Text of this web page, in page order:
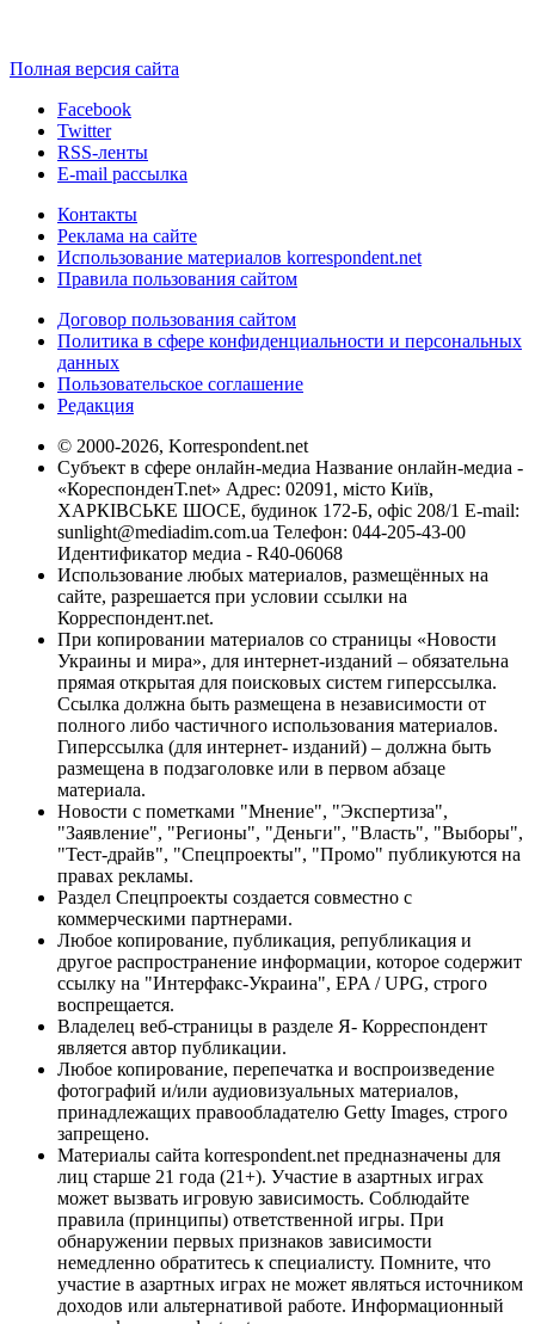
Полная версия сайта
Facebook
Twitter
RSS-ленты
E-mail рассылка
Контакты
Реклама на сайте
Использование материалов korrespondent.net
Правила пользования сайтом
Договор пользования сайтом
Политика в сфере конфиденциальности и персональных
данных
Пользовательское соглашение
Редакция
© 2000-2026, Korrespondent.net
Субъект в сфере онлайн-медиа Название онлайн-медиа -
«КореспонденТ.net» Адрес: 02091, місто Київ,
ХАРКІВСЬКЕ ШОСЕ, будинок 172-Б, офіс 208/1 E-mail:
sunlight@mediadim.com.ua Телефон: 044-205-43-00
Идентификатор медиа - R40-06068
Использование любых материалов, размещённых на
сайте, разрешается при условии ссылки на
Корреспондент.net.
При копировании материалов со страницы «Новости
Украины и мира», для интернет-изданий – обязательна
прямая открытая для поисковых систем гиперссылка.
Ссылка должна быть размещена в независимости от
полного либо частичного использования материалов.
Гиперссылка (для интернет- изданий) – должна быть
размещена в подзаголовке или в первом абзаце
материала.
Новости с пометками "Мнение", "Экспертиза",
"Заявление", "Регионы", "Деньги", "Власть", "Выборы",
"Тест-драйв", "Спецпроекты", "Промо" публикуются на
правах рекламы.
Раздел Спецпроекты создается совместно с
коммерческими партнерами.
Любое копирование, публикация, републикация и
другое распространение информации, которое содержит
ссылку на "Интерфакс-Украина", EPA / UPG, строго
воспрещается.
Владелец веб-страницы в разделе Я- Корреспондент
является автор публикации.
Любое копирование, перепечатка и воспроизведение
фотографий и/или аудиовизуальных материалов,
принадлежащих правообладателю Getty Images, строго
запрещено.
Материалы сайта korrespondent.net предназначены для
лиц старше 21 года (21+). Участие в азартных играх
может вызвать игровую зависимость. Соблюдайте
правила (принципы) ответственной игры. При
обнаружении первых признаков зависимости
немедленно обратитесь к специалисту. Помните, что
участие в азартных играх не может являться источником
доходов или альтернативой работе. Информационный